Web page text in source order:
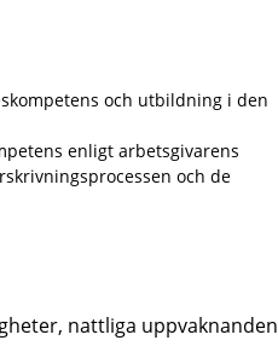
och utbildning i den
enligt arbetsgivarens
och de
nattliga uppvaknanden